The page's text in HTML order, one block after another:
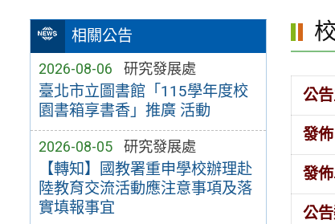
相關公告
2026-08-06 研究發展處
臺北市立圖書館「115學年度校
園書箱享書香」推廣 活動
2026-08-05 研究發展處
【轉知】國教署重申學校辦理赴
陸教育交流活動應注意事項及落
實填報事宜
公
發
發
公